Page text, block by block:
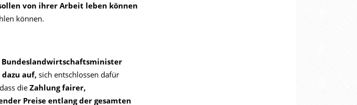
von ihrer Arbeit leben können
können.
auf,sich entschlossen dafür
die Zahlung fairer,
Preise entlang der gesamten